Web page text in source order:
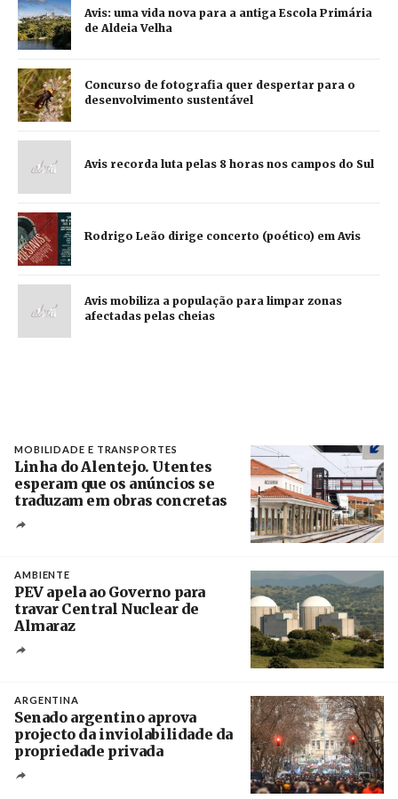
Avis: uma vida nova para a antiga Escola Primária
de Aldeia Velha
Concurso de fotografia quer despertar para o
desenvolvimento sustentável
Avis recorda luta pelas 8 horas nos campos do Sul
Rodrigo Leão dirige concerto (poético) em Avis
Avis mobiliza a população para limpar zonas
afectadas pelas cheias
MOBILIDADE E TRANSPORTES
Linha do Alentejo. Utentes
esperam que os anúncios se
traduzam em obras concretas
AMBIENTE
PEV apela ao Governo para
travar Central Nuclear de
Almaraz
ARGENTINA
Senado argentino aprova
projecto da inviolabilidade da
propriedade privada